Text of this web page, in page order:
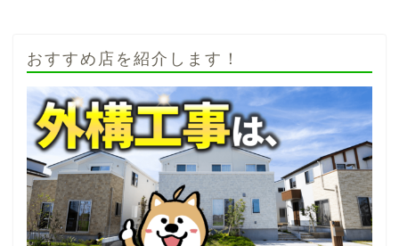
おすすめ店を紹介します！